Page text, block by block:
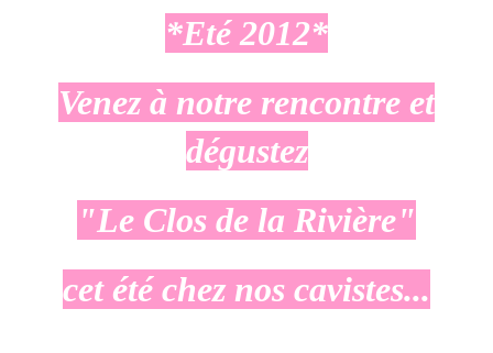
*Eté 2012*
Venez à notre rencontre et
dégustez
"Le Clos de la Rivière"
cet été chez nos cavistes...